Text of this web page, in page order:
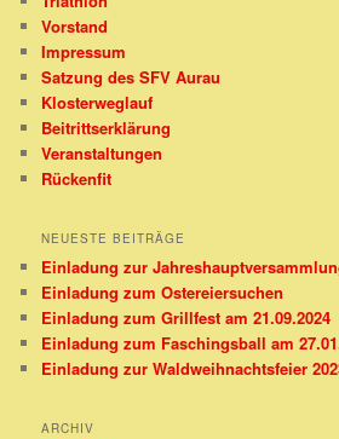
Vorstand
Impressum
Satzung des SFV Aurau
Klosterweglauf
Beitrittserklärung
Veranstaltungen
Rückenfit
NEUESTE BEITRÄGE
Einladung zur
Einladung zum Ostereiersuchen
Einladung zum Grillfest am 21.09.2024
Einladung zum Faschingsball am
Einladung zur Waldweihnachtsfeier
ARCHIV